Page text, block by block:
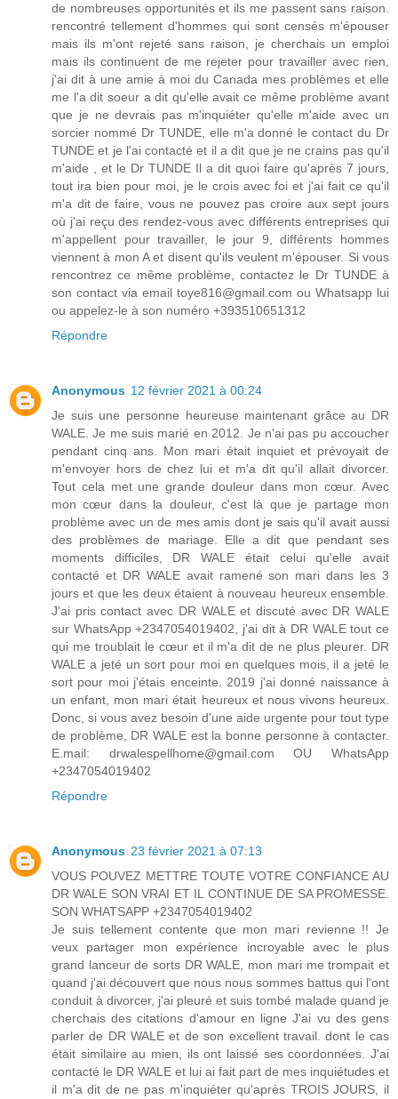
de nombreuses opportunités et ils me passent sans raison.
rencontré tellement d'hommes qui sont censés m'épouser
mais ils m'ont rejeté sans raison, je cherchais un emploi
mais ils continuent de me rejeter pour travailler avec rien,
j'ai dit à une amie à moi du Canada mes problèmes et elle
me l'a dit soeur a dit qu'elle avait ce même problème avant
que je ne devrais pas m'inquiéter qu'elle m'aide avec un
sorcier nommé Dr TUNDE, elle m'a donné le contact du Dr
TUNDE et je l'ai contacté et il a dit que je ne crains pas qu'il
m'aide , et le Dr TUNDE Il a dit quoi faire qu'après 7 jours,
tout ira bien pour moi, je le crois avec foi et j'ai fait ce qu'il
m'a dit de faire, vous ne pouvez pas croire aux sept jours
où j'ai reçu des rendez-vous avec différents entreprises qui
m'appellent pour travailler, le jour 9, différents hommes
viennent à mon A et disent qu'ils veulent m'épouser. Si vous
rencontrez ce même problème, contactez le Dr TUNDE à
son contact via email toye816@gmail.com ou Whatsapp lui
ou appelez-le à son numéro +393510651312
Répondre
Anonymous 12 février 2021 à 00:24
Je suis une personne heureuse maintenant grâce au DR
WALE. Je me suis marié en 2012. Je n'ai pas pu accoucher
pendant cinq ans. Mon mari était inquiet et prévoyait de
m'envoyer hors de chez lui et m'a dit qu'il allait divorcer.
Tout cela met une grande douleur dans mon cœur. Avec
mon cœur dans la douleur, c'est là que je partage mon
problème avec un de mes amis dont je sais qu'il avait aussi
des problèmes de mariage. Elle a dit que pendant ses
moments difficiles, DR WALE était celui qu'elle avait
contacté et DR WALE avait ramené son mari dans les 3
jours et que les deux étaient à nouveau heureux ensemble.
J'ai pris contact avec DR WALE et discuté avec DR WALE
sur WhatsApp +2347054019402, j'ai dit à DR WALE tout ce
qui me troublait le cœur et il m'a dit de ne plus pleurer. DR
WALE a jeté un sort pour moi en quelques mois, il a jeté le
sort pour moi j'étais enceinte. 2019 j'ai donné naissance à
un enfant, mon mari était heureux et nous vivons heureux.
Donc, si vous avez besoin d'une aide urgente pour tout type
de problème, DR WALE est la bonne personne à contacter.
E.mail: drwalespellhome@gmail.com OU WhatsApp
+2347054019402
Répondre
Anonymous 23 février 2021 à 07:13
VOUS POUVEZ METTRE TOUTE VOTRE CONFIANCE AU
DR WALE SON VRAI ET IL CONTINUE DE SA PROMESSE.
SON WHATSAPP +2347054019402
Je suis tellement contente que mon mari revienne !! Je
veux partager mon expérience incroyable avec le plus
grand lanceur de sorts DR WALE, mon mari me trompait et
quand j'ai découvert que nous nous sommes battus qui l'ont
conduit à divorcer, j'ai pleuré et suis tombé malade quand je
cherchais des citations d'amour en ligne J'ai vu des gens
parler de DR WALE et de son excellent travail. dont le cas
était similaire au mien, ils ont laissé ses coordonnées. J'ai
contacté le DR WALE et lui ai fait part de mes inquiétudes et
il m'a dit de ne pas m'inquiéter qu'après TROIS JOURS, il